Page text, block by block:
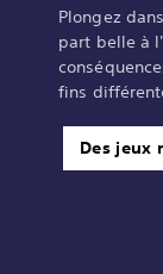
Plongez
part belle à
fins
Des jeux